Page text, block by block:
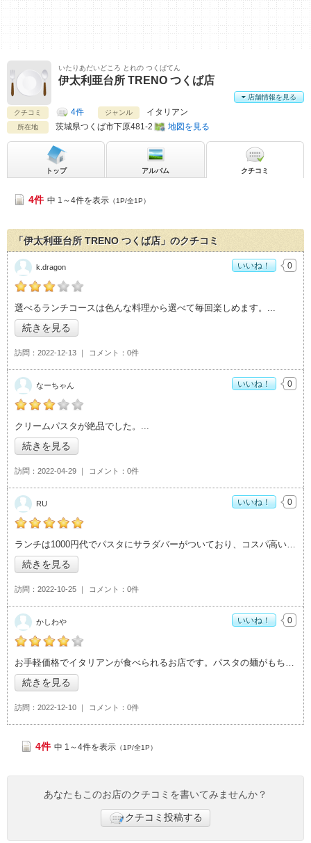
いたりあだいどころ とれの つくばてん
伊太利亜台所 TRENO つくば店
クチコミ 4件 ジャンル イタリアン
所在地 茨城県つくば市下原481-2 地図を見る
店舗情報を見る
トップ アルバム クチコミ
4件 中 1～4件を表示 （1P/全1P）
「伊太利亜台所 TRENO つくば店」のクチコミ
k.dragonの「伊太利亜台所 TRENO つくば店>」おすすめ度：
選べるランチコースは色んな料理から選べて毎回楽しめます。
続きを見る
訪問 2022-12-13 コメント 0件
k.dragon いいね！ 0
なーちゃんの「伊太利亜台所 TRENO つくば店>」おすすめ度：
3
クリームパスタが絶品でした。
続きを見る
訪問 2022-04-29 コメント 0件
なーちゃん いいね！ 0
RUの「伊太利亜台所 TRENO つくば店>」おすすめ度： 5 ランチは1000円代でパスタにサラダバーがついており、コスパ高いです！
続きを見る
訪問 2022-10-25 コメント 0件
RU いいね！ 0
かしわやの「伊太利亜台所 TRENO つくば店>」おすすめ度： お手軽価格でイタリアンが食べられるお店です。パスタの麺がもちもちで美味しかったで
続きを見る
訪問 2022-12-10 コメント 0件
かしわや いいね！ 0
4件 中 1～4件を表示 （1P/全1P）
あなたもこのお店のクチコミを書いてみませんか？
クチコミ投稿する